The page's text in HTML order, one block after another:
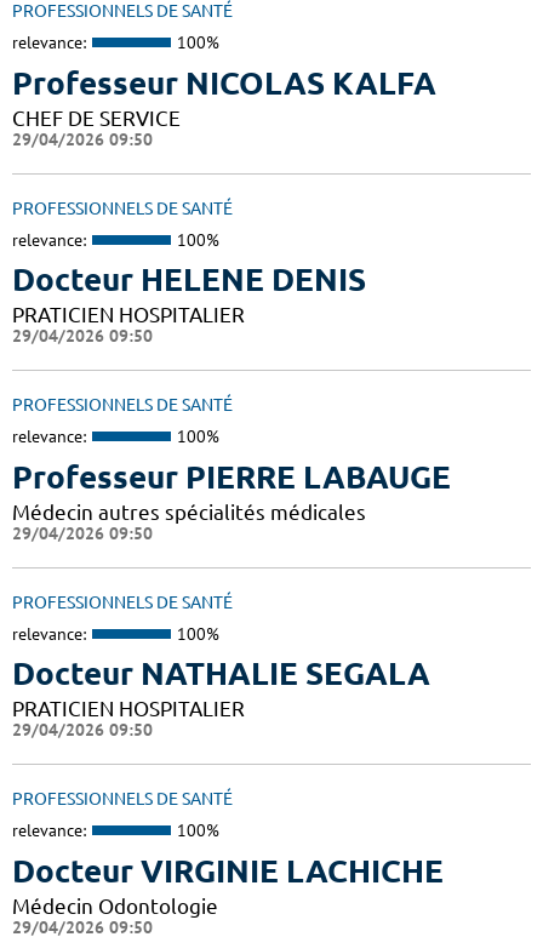
PROFESSIONNELS DE SANTÉ
relevance: 100%
Professeur NICOLAS KALFA
CHEF DE SERVICE
29/04/2026 09:50
PROFESSIONNELS DE SANTÉ
relevance: 100%
Docteur HELENE DENIS
PRATICIEN HOSPITALIER
29/04/2026 09:50
PROFESSIONNELS DE SANTÉ
relevance: 100%
Professeur PIERRE LABAUGE
Médecin autres spécialités médicales
29/04/2026 09:50
PROFESSIONNELS DE SANTÉ
relevance: 100%
Docteur NATHALIE SEGALA
PRATICIEN HOSPITALIER
29/04/2026 09:50
PROFESSIONNELS DE SANTÉ
relevance: 100%
Docteur VIRGINIE LACHICHE
Médecin Odontologie
29/04/2026 09:50